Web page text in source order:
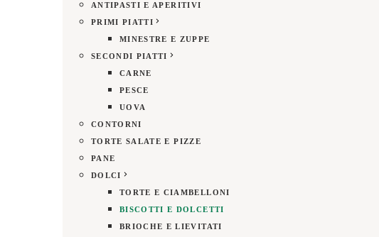
ANTIPASTI E APERITIVI
PRIMI PIATTI
MINESTRE E ZUPPE
SECONDI PIATTI
CARNE
PESCE
UOVA
CONTORNI
TORTE SALATE E PIZZE
PANE
DOLCI
TORTE E CIAMBELLONI
BISCOTTI E DOLCETTI
BRIOCHE E LIEVITATI